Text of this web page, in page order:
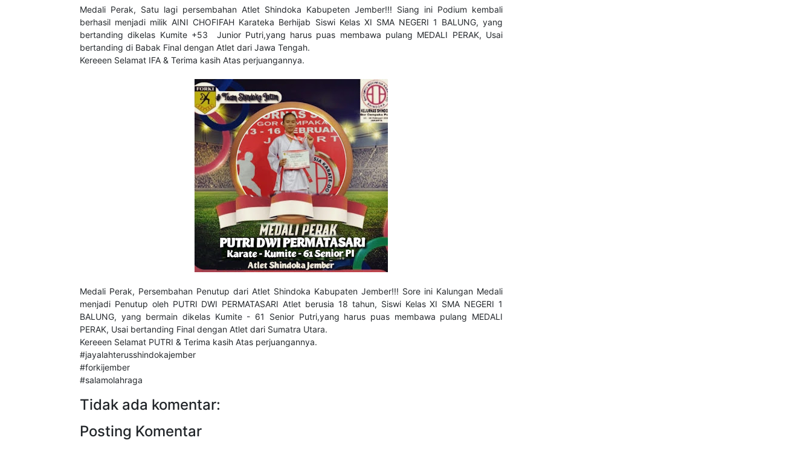
Medali Perak, Satu lagi persembahan Atlet Shindoka Kabupeten Jember!!! Siang ini Podium kembali
berhasil menjadi milik AINI CHOFIFAH Karateka Berhijab Siswi Kelas XI SMA NEGERI 1 BALUNG, yang
bertanding dikelas Kumite +53 Junior Putri,yang harus puas membawa pulang MEDALI PERAK, Usai
bertanding di Babak Final dengan Atlet dari Jawa Tengah.
Kereeen Selamat IFA & Terima kasih Atas perjuangannya.
Medali Perak, Persembahan Penutup dari Atlet Shindoka Kabupaten Jember!!! Sore ini Kalungan Medali
menjadi Penutup oleh PUTRI DWI PERMATASARI Atlet berusia 18 tahun, Siswi Kelas XI SMA NEGERI 1
BALUNG, yang bermain dikelas Kumite - 61 Senior Putri,yang harus puas membawa pulang MEDALI
PERAK, Usai bertanding Final dengan Atlet dari Sumatra Utara.
Kereeen Selamat PUTRI & Terima kasih Atas perjuangannya.
#jayalahterusshindokajember
#forkijember
#salamolahraga
Tidak ada komentar:
Posting Komentar